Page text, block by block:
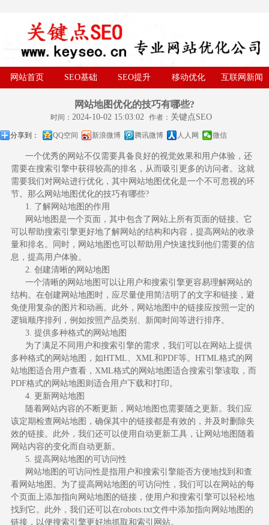
网站首页 SEO基础 SEO提升 移动优化 互联网新闻
网站地图优化的技巧有哪些?
时间： 2024-10-02 15:03:02 作者： 关键点SEO
分享到： QQ空间 新浪微博 腾讯微博 人人网 微信
一个优秀的网站不仅需要具备良好的视觉效果和用户体验，还
需要在搜索引擎中获得较高的排名，从而吸引更多的访问者。这就
需要我们对网站进行优化，其中网站地图优化是一个不可忽视的环
节。那么网站地图优化的技巧有哪些?
1. 了解网站地图的作用
网站地图是一个页面，其中包含了网站上所有页面的链接。它
可以帮助搜索引擎更好地了解网站的结构和内容，提高网站的收录
量和排名。同时，网站地图也可以帮助用户快速找到他们需要的信
息，提高用户体验。
2. 创建清晰的网站地图
一个清晰的网站地图可以让用户和搜索引擎更容易理解网站的
结构。在创建网站地图时，应尽量使用简洁明了的文字和链接，避
免使用复杂的图片和动画。此外，网站地图中的链接应按照一定的
逻辑顺序排列，例如按照产品类别、新闻时间等进行排序。
3. 提供多种格式的网站地图
为了满足不同用户和搜索引擎的需求，我们可以在网站上提供
多种格式的网站地图，如HTML、XML和PDF等。HTML格式的网
站地图适合用户查看，XML格式的网站地图适合搜索引擎读取，而
PDF格式的网站地图则适合用户下载和打印。
4. 更新网站地图
随着网站内容的不断更新，网站地图也需要随之更新。我们应
该定期检查网站地图，确保其中的链接都是有效的，并及时删除失
效的链接。此外，我们还可以使用自动更新工具，让网站地图随着
网站内容的变化而自动更新。
5. 提高网站地图的可访问性
网站地图的可访问性是指用户和搜索引擎能否方便地找到和查
看网站地图。为了提高网站地图的可访问性，我们可以在网站的每
个页面上添加指向网站地图的链接，使用户和搜索引擎可以轻松地
找到它。此外，我们还可以在robots.txt文件中添加指向网站地图的
链接，以便搜索引擎更好地抓取和索引网站。